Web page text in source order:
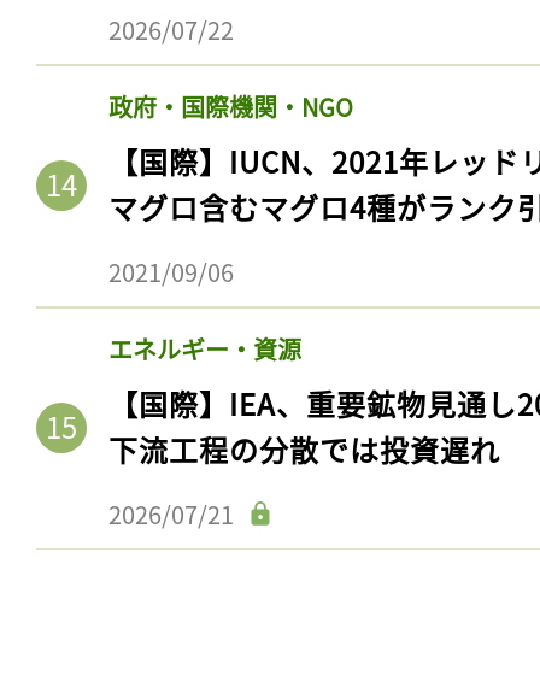
2026/07/22
政府・国際機関・NGO
【国際】IUCN、2021年レッ
マグロ含むマグロ4種がランク
2021/09/06
エネルギー・資源
【国際】IEA、重要鉱物見通
下流工程の分散では投資遅れ
2026/07/21
ログインが必
ログイン